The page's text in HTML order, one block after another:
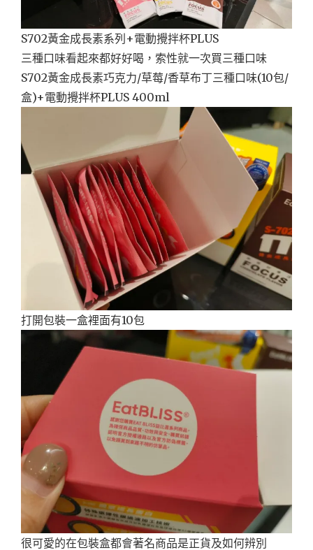
S702黃金成長素系列+電動攪拌杯PLUS
三種口味看起來都好好喝，索性就一次買三種口味
S702黃金成長素巧克力/草莓/香草布丁三種口味(10包/
盒)+電動攪拌杯PLUS 400ml
打開包裝一盒裡面有10包
很可愛的在包裝盒都會著名商品是正貨及如何辨別